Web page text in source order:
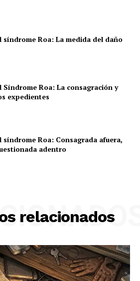
síndrome Roa: La medida del daño
Síndrome Roa: La consagración y
expedientes
síndrome Roa: Consagrada afuera,
adentro
relacionados